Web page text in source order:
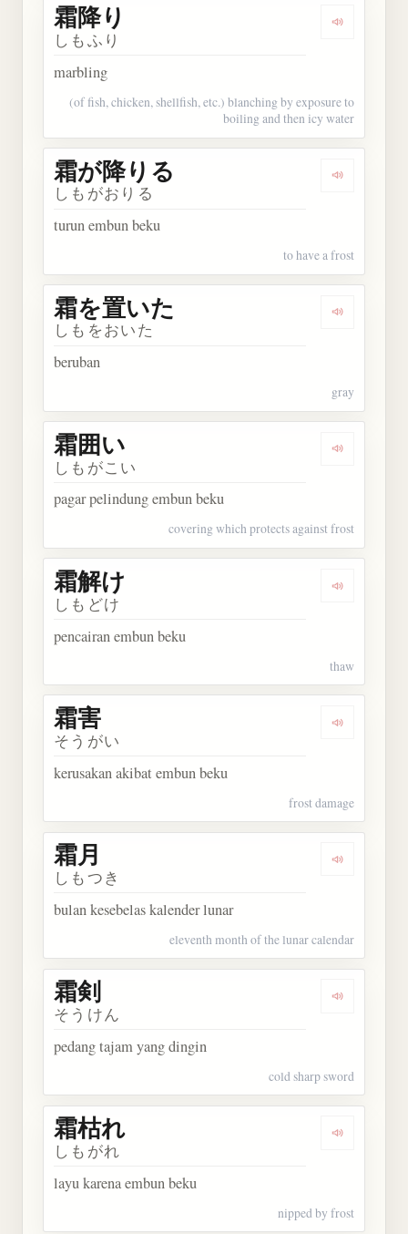
Dengarkan
霜降り
しもふり
marbling
(of fish, chicken, shellfish, etc.) blanching by exposure to
boiling and then icy water
Dengarkan
霜が降りる
しもがおりる
turun embun beku
to have a frost
Dengarkan
霜を置いた
しもをおいた
beruban
gray
Dengarkan
霜囲い
しもがこい
pagar pelindung embun beku
covering which protects against frost
Dengarkan
霜解け
しもどけ
pencairan embun beku
thaw
Dengarkan
霜害
そうがい
kerusakan akibat embun beku
frost damage
Dengarkan
霜月
しもつき
bulan kesebelas kalender lunar
eleventh month of the lunar calendar
Dengarkan
霜剣
そうけん
pedang tajam yang dingin
cold sharp sword
Dengarkan
霜枯れ
しもがれ
layu karena embun beku
nipped by frost